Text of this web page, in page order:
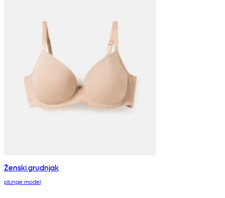
Ženski grudnjak
plunge model